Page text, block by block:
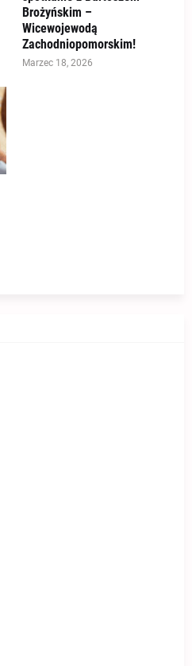
Brożyńskim –
Wicewojewodą
Zachodniopomorskim!
Marzec 18, 2026